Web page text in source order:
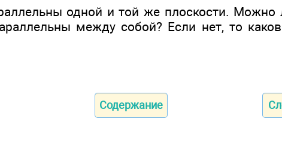
одной и той же плоскости. Можно
между собой? Если нет, то
Содержание